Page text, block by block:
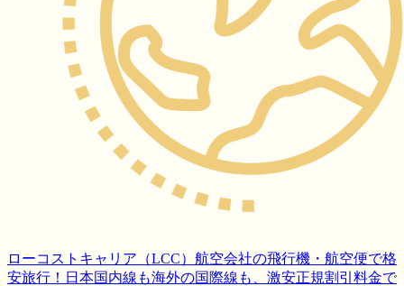
ローコストキャリア（LCC）航空会社の飛行機・航空便で格
安旅行！日本国内線も海外の国際線も、激安正規割引料金で